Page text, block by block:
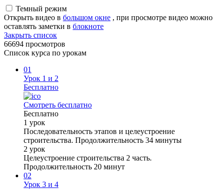
Темный режим
Открыть видео в большом окне , при просмотре видео можно
оставлять заметки в блокноте
Закрыть список
66694 просмотров
Список курса по урокам
01
Урок 1 и 2
Бесплатно
Cмотреть бесплатно
Бесплатно
1 урок
Последовательность этапов и целеустроение
строительства. Продолжительность 34 минуты
2 урок
Целеустроение строительства 2 часть.
Продолжительность 20 минут
02
Урок 3 и 4